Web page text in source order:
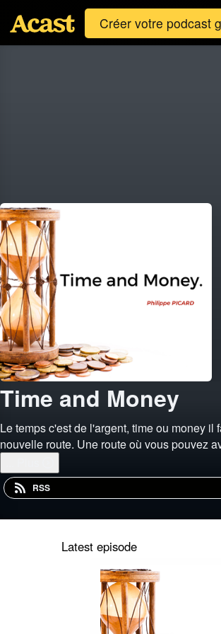
Créer votre podcast
Time and Money
Le temps c'est de l'argent, time ou money
nouvelle route. Une route où vous pouvez
RSS
Latest episode